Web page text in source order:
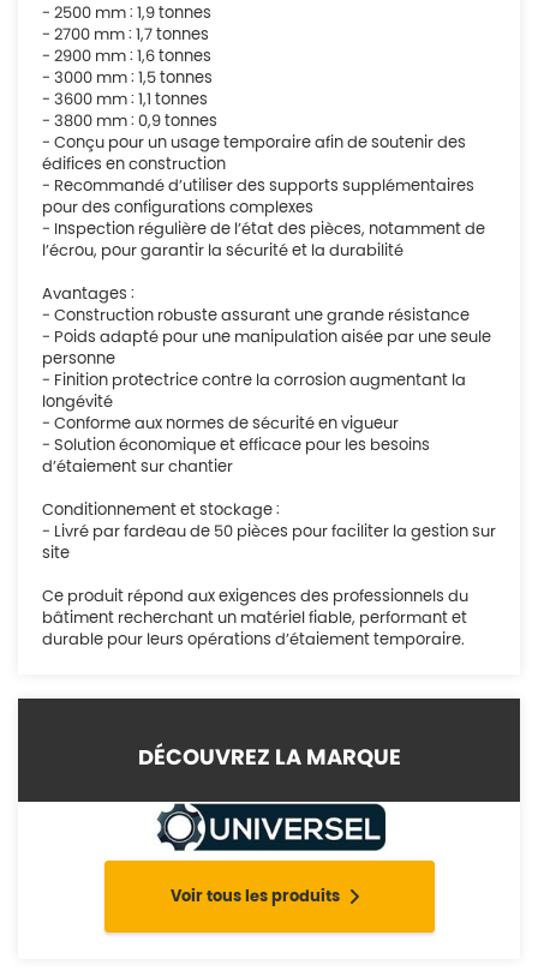
- 2500 mm : 1,9 tonnes
- 2700 mm : 1,7 tonnes
- 2900 mm : 1,6 tonnes
- 3000 mm : 1,5 tonnes
- 3600 mm : 1,1 tonnes
- 3800 mm : 0,9 tonnes
- Conçu pour un usage temporaire afin de soutenir des
édifices en construction
- Recommandé d’utiliser des supports supplémentaires
pour des configurations complexes
- Inspection régulière de l’état des pièces, notamment de
l’écrou, pour garantir la sécurité et la durabilité
Avantages :
- Construction robuste assurant une grande résistance
- Poids adapté pour une manipulation aisée par une seule
personne
- Finition protectrice contre la corrosion augmentant la
longévité
- Conforme aux normes de sécurité en vigueur
- Solution économique et efficace pour les besoins
d’étaiement sur chantier
Conditionnement et stockage :
- Livré par fardeau de 50 pièces pour faciliter la gestion sur
site
Ce produit répond aux exigences des professionnels du
bâtiment recherchant un matériel fiable, performant et
durable pour leurs opérations d’étaiement temporaire.
DÉCOUVREZ LA MARQUE
Voir tous les produits